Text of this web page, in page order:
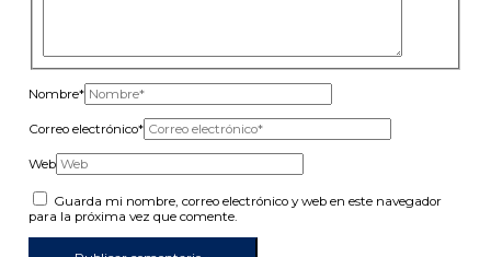
Nombre*
Correo electrónico*
Web
Guarda mi nombre, correo electrónico y web en este navegador
para la próxima vez que comente.